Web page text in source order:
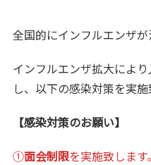
全国的にインフルエンザが
インフルエンザ拡大によ
し、以下の感染対策を実施
【感染対策のお願い】
①面会制限を実施致します。